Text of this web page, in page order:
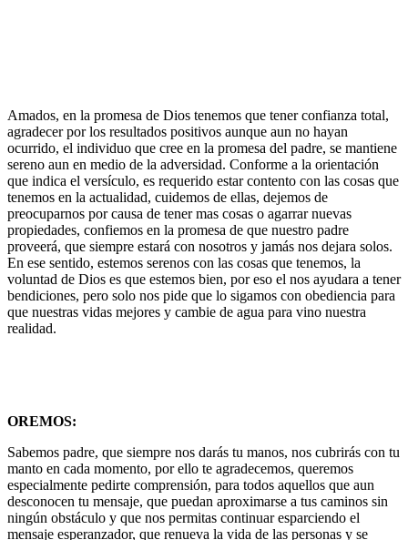
Amados, en la promesa de Dios tenemos que tener confianza total,
agradecer por los resultados positivos aunque aun no hayan
ocurrido, el individuo que cree en la promesa del padre, se mantiene
sereno aun en medio de la adversidad. Conforme a la orientación
que indica el versículo, es requerido estar contento con las cosas que
tenemos en la actualidad, cuidemos de ellas, dejemos de
preocuparnos por causa de tener mas cosas o agarrar nuevas
propiedades, confiemos en la promesa de que nuestro padre
proveerá, que siempre estará con nosotros y jamás nos dejara solos.
En ese sentido, estemos serenos con las cosas que tenemos, la
voluntad de Dios es que estemos bien, por eso el nos ayudara a tener
bendiciones, pero solo nos pide que lo sigamos con obediencia para
que nuestras vidas mejores y cambie de agua para vino nuestra
realidad.
OREMOS:
Sabemos padre, que siempre nos darás tu manos, nos cubrirás con tu
manto en cada momento, por ello te agradecemos, queremos
especialmente pedirte comprensión, para todos aquellos que aun
desconocen tu mensaje, que puedan aproximarse a tus caminos sin
ningún obstáculo y que nos permitas continuar esparciendo el
mensaje esperanzador, que renueva la vida de las personas y se